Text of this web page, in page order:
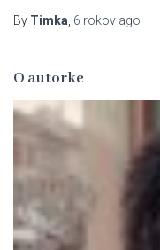
By Timka 6 rokov ago
O autorke